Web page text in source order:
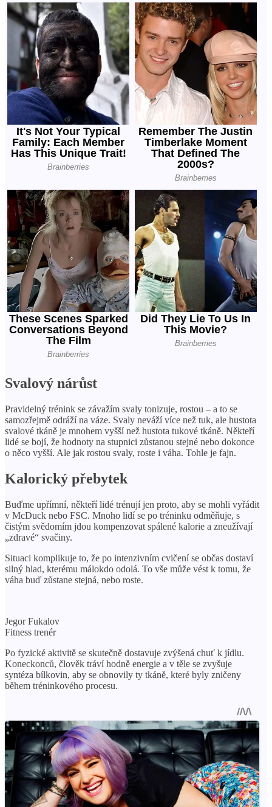
Svalový nárůst
Pravidelný trénink se závažím svaly tonizuje, rostou – a to se
samozřejmě odráží na váze. Svaly neváží více než tuk, ale hustota
svalové tkáně je mnohem vyšší než hustota tukové tkáně. Někteří
lidé se bojí, že hodnoty na stupnici zůstanou stejné nebo dokonce
o něco vyšší. Ale jak rostou svaly, roste i váha. Tohle je fajn.
Kalorický přebytek
Buďme upřímní, někteří lidé trénují jen proto, aby se mohli vyřádit
v McDuck nebo FSC. Mnoho lidí se po tréninku odměňuje, s
čistým svědomím jdou kompenzovat spálené kalorie a zneužívají
„zdravé“ svačiny.
Situaci komplikuje to, že po intenzivním cvičení se občas dostaví
silný hlad, kterému málokdo odolá. To vše může vést k tomu, že
váha buď zůstane stejná, nebo roste.
Jegor Fukalov
Fitness trenér
Po fyzické aktivitě se skutečně dostavuje zvýšená chuť k jídlu.
Koneckonců, člověk tráví hodně energie a v těle se zvyšuje
syntéza bílkovin, aby se obnovily ty tkáně, které byly zničeny
během tréninkového procesu.